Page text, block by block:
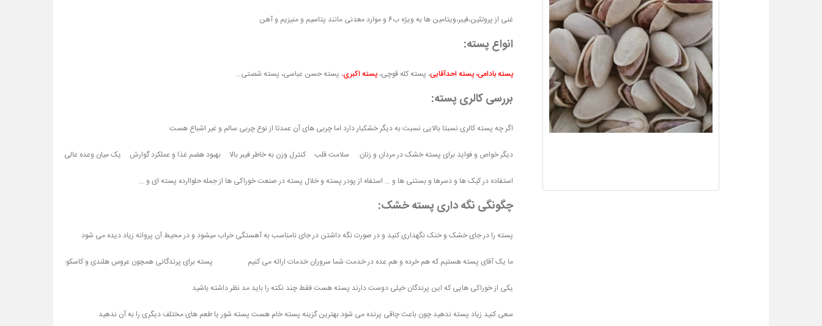
غنی از پروتئین،فیبر،ویتامین ها به ویژه ب6 و موارد معدنی مانند پتاسیم و منیزیم و آهن
انواع پسته:
پسته بادامی، پسته احدآقایی، پسته کله قوچی، پسته اکبری، پسته حسن عباسی، پسته شصتی…
بررسی کالری پسته:
اگر چه پسته کالری نسبتا بالایی نسبت به دیگر خشکبار دارد اما چربی های آن عمدتا از نوع چربی سالم و غیر اشباع هست
دیگر خواص و فواید برای پسته خشک در مردان و زنان: سلامت قلب کنترل وزن به خاطر فیبر بالا بهبود هضم غذا و عملکرد گوارش یک میان وعده عالی
استفاده در کیک ها و دسرها و بستنی ها و … استفاه از پودر پسته و خلال پسته در صنعت خوراکی ها از جمله حلواارده پسته ای و …
چگونگی نگه داری پسته خشک:
پسته را در جای خشک و خنک نگهداری کنید و در صورت نگه داشتن در جای نامناسب به آهستگی خراب میشود و در محیط آن پروانه زیاد دیده می شود
ما یک آقای پسته هستیم که هم خرده و هم عده در خدمت شما سروران خدمات ارائه می کنیم پسته برای پرندگانی همچون عروس هلندی و کاسکو:
یکی از خوراکی هایی که این پرندگان خیلی دوست دارند پسته هست فقط چند نکته را باید مد نظر داشته باشید
سعی کنید زیاد پسته ندهید چون باعث چاقی پرنده می شودبهترین گزینه پسته خام هست پسته شور یا طعم های مختلف دیگری را به آن ندهید